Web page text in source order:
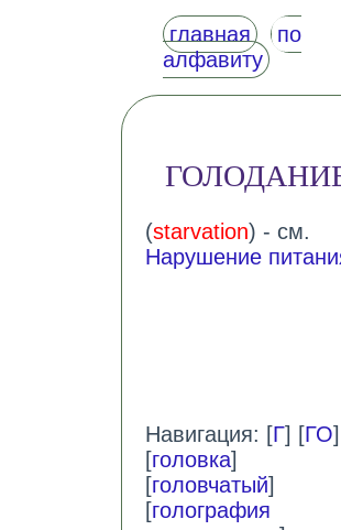
главная
по
алфавиту
(starvation) - см.
Нарушение
Навигация: [Г] [ГО]
[головка]
[головчатый]
[голография